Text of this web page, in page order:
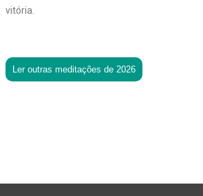
vitória.
Ler outras meditações de 2026